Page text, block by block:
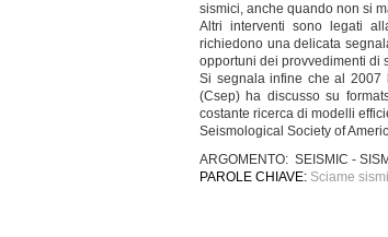
sismici, anche quando non si
Altri interventi sono legati
richiedono una delicata
opportuni dei provvedimenti di
Si segnala infine che al 2007
(Csep) ha discusso su
costante ricerca di modelli
Seismological Society of
ARGOMENTO: SEISMIC -
PAROLE CHIAVE: Sciame